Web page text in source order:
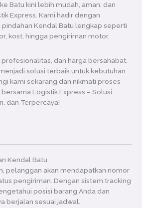
Batu kini lebih mudah, aman, dan
Express. Kami hadir dengan
Kendal Batu lengkap seperti
kost, hingga pengiriman motor,
dan harga bersahabat,
solusi terbaik untuk kebutuhan
kami sekarang dan nikmati proses
Logistik Express – Solusi
dan Terpercaya!
Kendal Batu
pelanggan akan mendapatkan nomor
pengiriman. Dengan sistem tracking
posisi barang Anda dan
berjalan sesuai jadwal.